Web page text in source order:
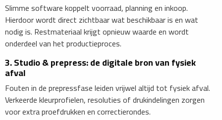
Slimme software koppelt voorraad, planning en inkoop.
Hierdoor wordt direct zichtbaar wat beschikbaar is en wat
nodig is. Restmateriaal krijgt opnieuw waarde en wordt
onderdeel van het productieproces.
3. Studio & prepress: de digitale bron van fysiek
afval
Fouten in de prepressfase leiden vrijwel altijd tot fysiek afval.
Verkeerde kleurprofielen, resoluties of drukindelingen zorgen
voor extra proefdrukken en correctierondes.